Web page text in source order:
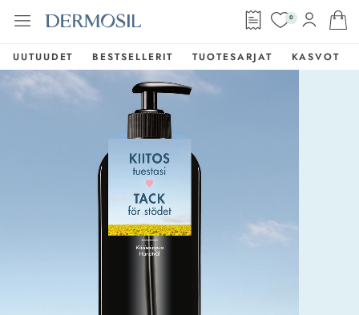
0
UUTUUDET BESTSELLERIT TUOTESARJAT KASVOT